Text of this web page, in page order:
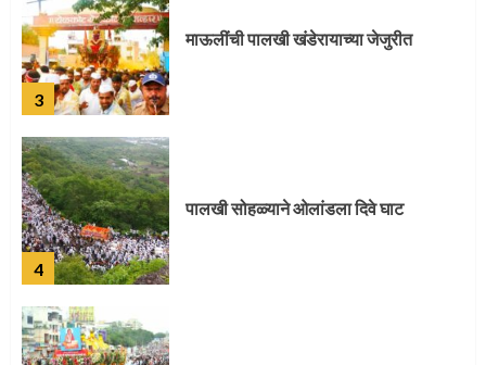
3
माऊलींची पालखी खंडेरायाच्या जेजुरीत
4
पालखी सोहळ्याने ओलांडला दिवे घाट